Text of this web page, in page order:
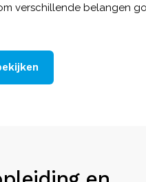
verschillende belangen